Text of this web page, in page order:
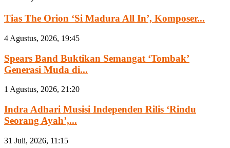
Tias The Orion ‘Si Madura All In’, Komposer...
4 Agustus, 2026, 19:45
Spears Band Buktikan Semangat ‘Tombak’
Generasi Muda di...
1 Agustus, 2026, 21:20
Indra Adhari Musisi Independen Rilis ‘Rindu
Seorang Ayah’,...
31 Juli, 2026, 11:15